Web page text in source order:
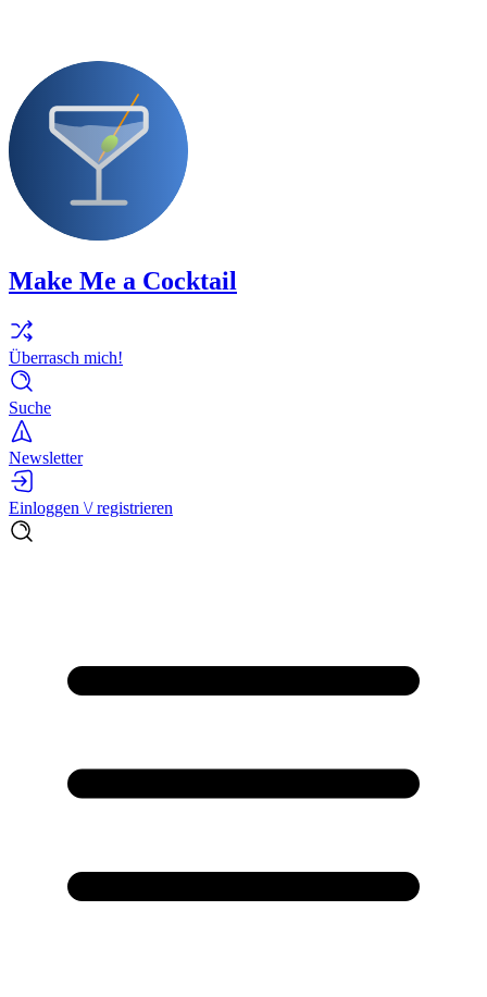
Make Me a Cocktail
Überrasch mich!
Suche
Newsletter
Einloggen \/ registrieren